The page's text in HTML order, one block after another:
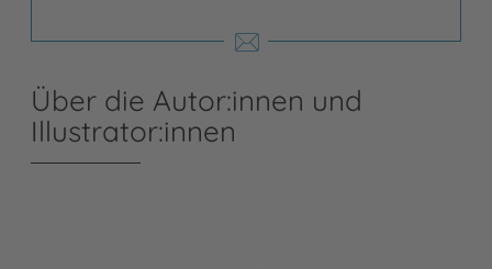
Über die Autor:innen und
Illustrator:innen